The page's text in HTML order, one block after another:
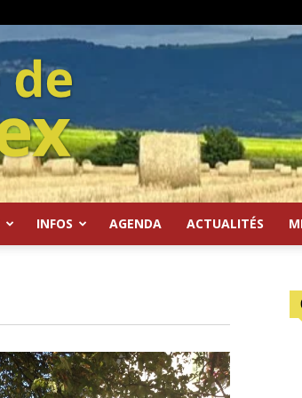
INFOS AGENDA ACTUALITÉS